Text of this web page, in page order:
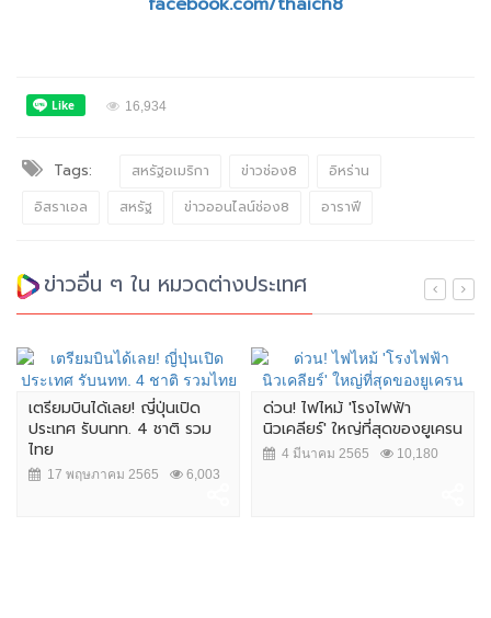
16,934
Tags: สหรัฐอเมริกา ข่าวช่อง8
อิหร่าน
อิสราเอล
สหรัฐ ข่าวออนไลน์ช่อง8 อาราฟี
ข่าวอื่น ๆ ใน หมวดต่างประเทศ
เตรียมบินได้เลย! ญี่ปุ่นเปิด
ประเทศ รับนทท. 4 ชาติ รวม
ไทย
17 พฤษภาคม 2565 6,003
ด่วน! ไฟไหม้ 'โรงไฟฟ้า
นิวเคลียร์' ใหญ่ที่สุดของยูเครน
4 มีนาคม 2565 10,180